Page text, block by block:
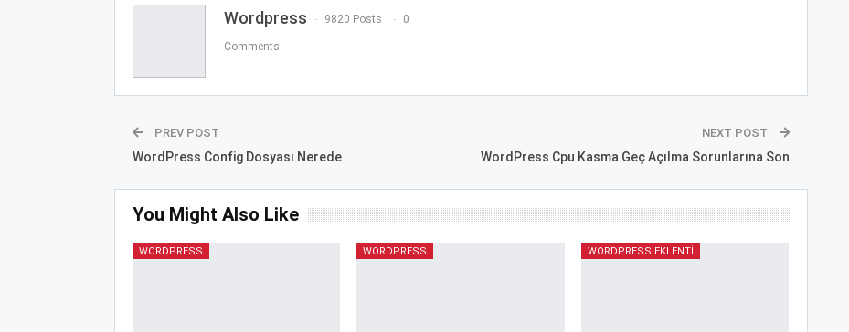
Wordpress 9820 Posts 0
Comments
PREV POST
WordPress Config Dosyası Nerede
NEXT POST
WordPress Cpu Kasma Geç Açılma Sorunlarına Son
You Might Also Like
WORDPRESS WORDPRESS WORDPRESS EKLENTI